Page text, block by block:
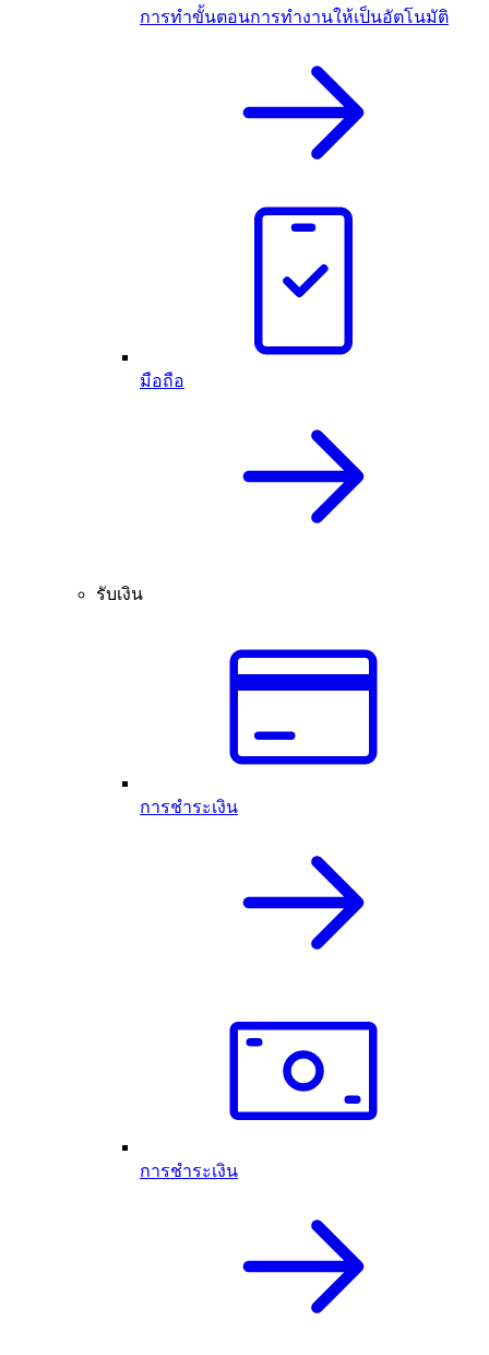
การทำขั้นตอนการทำงานให้เป็นอัตโนมัติ
มือถือ
รับเงิน
การชำระเงิน
การชำระเงิน